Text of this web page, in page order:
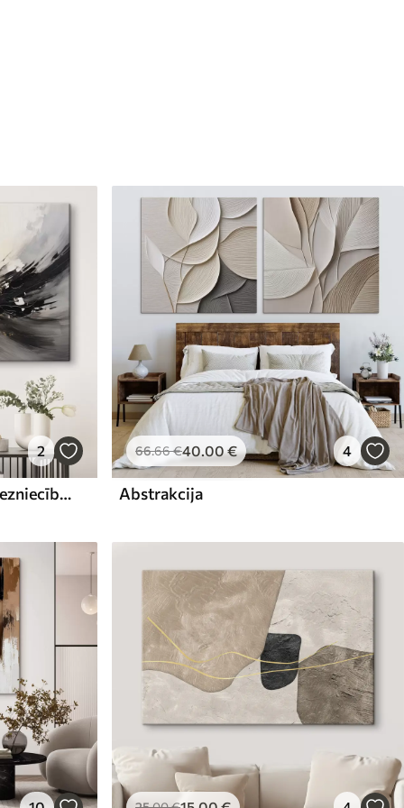
2
Abstrakta kompozīcija, glezniecības imitācija
66.66€40.00€ 4
Abstrakcija